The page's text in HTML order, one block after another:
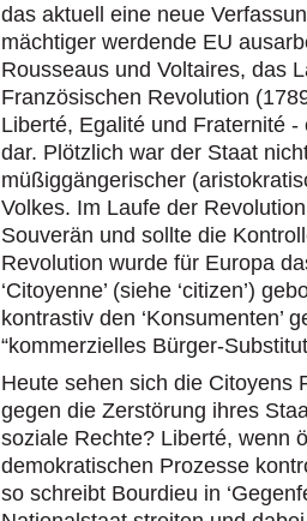
das aktuell eine neue
mächtiger werdende EU
Rousseaus und Voltaires, das
Französischen Revolution
Liberté, Egalité und Fraternité
dar. Plötzlich war der Staat
müßiggängerischer
Volkes. Im Laufe der
Souverän und sollte die
Revolution wurde für Europa
‘Citoyenne’ (siehe ‘citizen’)
kontrastiv den ‘Konsumenten’
“kommerzielles Bürger-
Heute sehen sich die Citoyens
gegen die Zerstörung ihres
soziale Rechte? Liberté, wenn
demokratischen Prozesse
so schreibt Bourdieu in